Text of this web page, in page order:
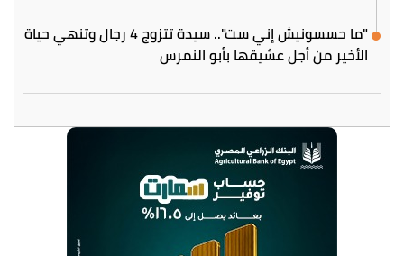
"ما حسسونيش إني ست".. سيدة تتزوج 4 رجال وتنهي حياة
الأخير من أجل عشيقها بأبو النمرس